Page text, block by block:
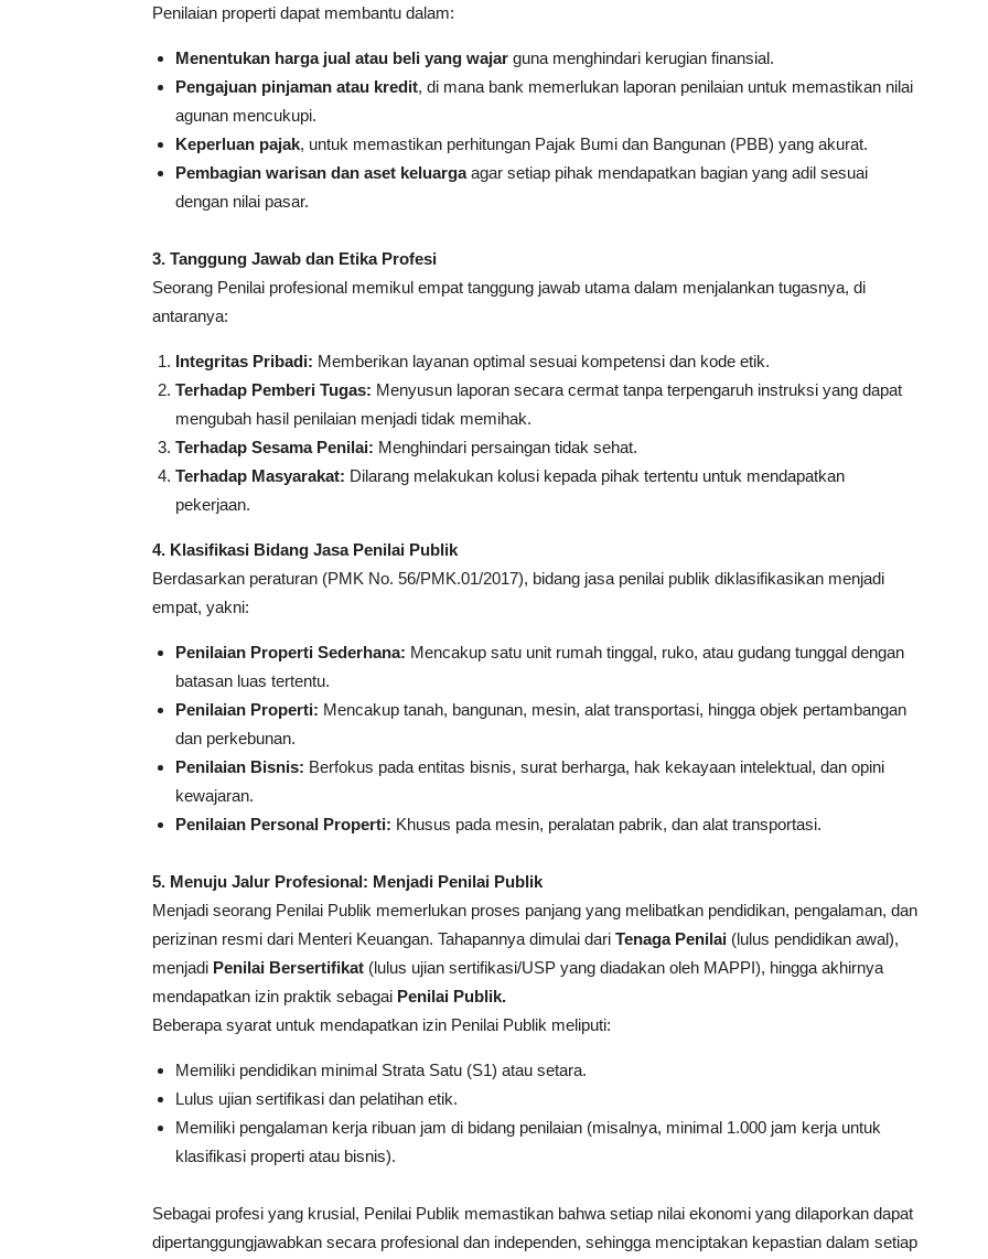
Penilaian properti dapat membantu dalam:
Menentukan harga jual atau beli yang wajar guna menghindari kerugian finansial.
Pengajuan pinjaman atau kredit, di mana bank memerlukan laporan penilaian untuk memastikan nilai
agunan mencukupi.
Keperluan pajak, untuk memastikan perhitungan Pajak Bumi dan Bangunan (PBB) yang akurat.
Pembagian warisan dan aset keluargaagar setiap pihak mendapatkan bagian yang adil sesuai
dengan nilai pasar.
3. Tanggung Jawab dan Etika Profesi
Seorang Penilai profesional memikul empat tanggung jawab utama dalam menjalankan tugasnya, di
antaranya:
Integritas Pribadi: Memberikan layanan optimal sesuai kompetensi dan kode etik.
Terhadap Pemberi Tugas: Menyusun laporan secara cermat tanpa terpengaruh instruksi yang dapat
mengubah hasil penilaian menjadi tidak memihak.
Terhadap Sesama Penilai: Menghindari persaingan tidak sehat.
Terhadap Masyarakat: Dilarang melakukan kolusi kepada pihak tertentu untuk mendapatkan
pekerjaan.
4. Klasifikasi Bidang Jasa Penilai Publik
Berdasarkan peraturan (PMK No. 56/PMK.01/2017), bidang jasa penilai publik diklasifikasikan menjadi
empat, yakni:
Penilaian Properti Sederhana: Mencakup satu unit rumah tinggal, ruko, atau gudang tunggal dengan
batasan luas tertentu.
Penilaian Properti: Mencakup tanah, bangunan, mesin, alat transportasi, hingga objek pertambangan
dan perkebunan.
Penilaian Bisnis: Berfokus pada entitas bisnis, surat berharga, hak kekayaan intelektual, dan opini
kewajaran.
Penilaian Personal Properti: Khusus pada mesin, peralatan pabrik, dan alat transportasi.
5. Menuju Jalur Profesional: Menjadi Penilai Publik
Menjadi seorang Penilai Publik memerlukan proses panjang yang melibatkan pendidikan, pengalaman, dan
perizinan resmi dari Menteri Keuangan. Tahapannya dimulai dari Tenaga Penilai (lulus pendidikan awal),
menjadi Penilai Bersertifikat (lulus ujian sertifikasi/USP yang diadakan oleh MAPPI), hingga akhirnya
mendapatkan izin praktik sebagai Penilai Publik.
Beberapa syarat untuk mendapatkan izin Penilai Publik meliputi:
Memiliki pendidikan minimal Strata Satu (S1) atau setara.
Lulus ujian sertifikasi dan pelatihan etik.
Memiliki pengalaman kerja ribuan jam di bidang penilaian (misalnya, minimal 1.000 jam kerja untuk
klasifikasi properti atau bisnis).
Sebagai profesi yang krusial, Penilai Publik memastikan bahwa setiap nilai ekonomi yang dilaporkan dapat
dipertanggungjawabkan secara profesional dan independen, sehingga menciptakan kepastian dalam setiap